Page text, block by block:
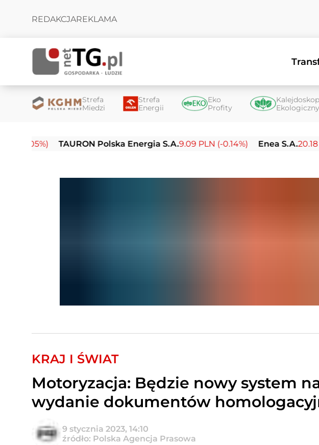
REDAKCJAREKLAMA
Strefa
Miedzi
Strefa
Energii
Eko
Profity
Kalejdoskop
Ekologiczny
TAURON Polska Energia S.A.9.09 PLN (-0.14%) Enea S.A.20.18 PLN (-
KRAJ I ŚWIAT
Motoryzacja: Będzie nowy system
wydanie dokumentów
9 stycznia 2023, 14:10
źródło: Polska Agencja Prasowa